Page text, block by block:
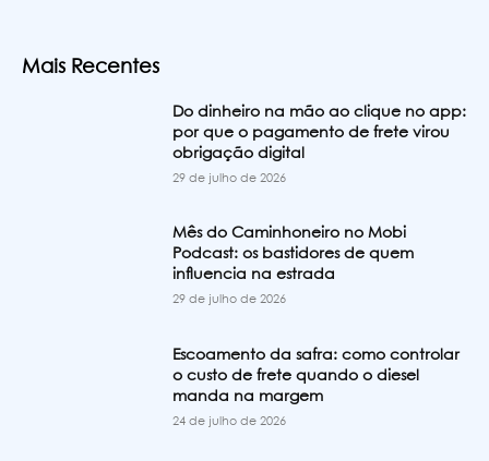
Mais Recentes
Do dinheiro na mão ao clique no app:
por que o pagamento de frete virou
obrigação digital
29 de julho de 2026
Mês do Caminhoneiro no Mobi
Podcast: os bastidores de quem
influencia na estrada
29 de julho de 2026
Escoamento da safra: como controlar
o custo de frete quando o diesel
manda na margem
24 de julho de 2026